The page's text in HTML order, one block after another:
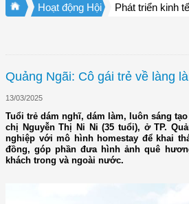
Hoạt động Hội Phát triển kinh tế
Quảng Ngãi: Cô gái trẻ về làng
13/03/2025
Tuổi trẻ dám nghĩ, dám làm, luôn sáng
chị Nguyễn Thị Ni Ni (35 tuổi), ở TP.
nghiệp với mô hình homestay để khai
đồng, góp phần đưa hình ảnh quê
khách trong và ngoài nước.